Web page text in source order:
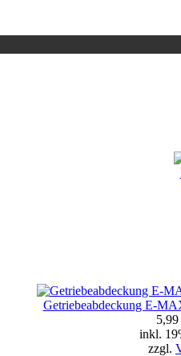
Getriebeabdeckung E-
inkl.
zzgl.